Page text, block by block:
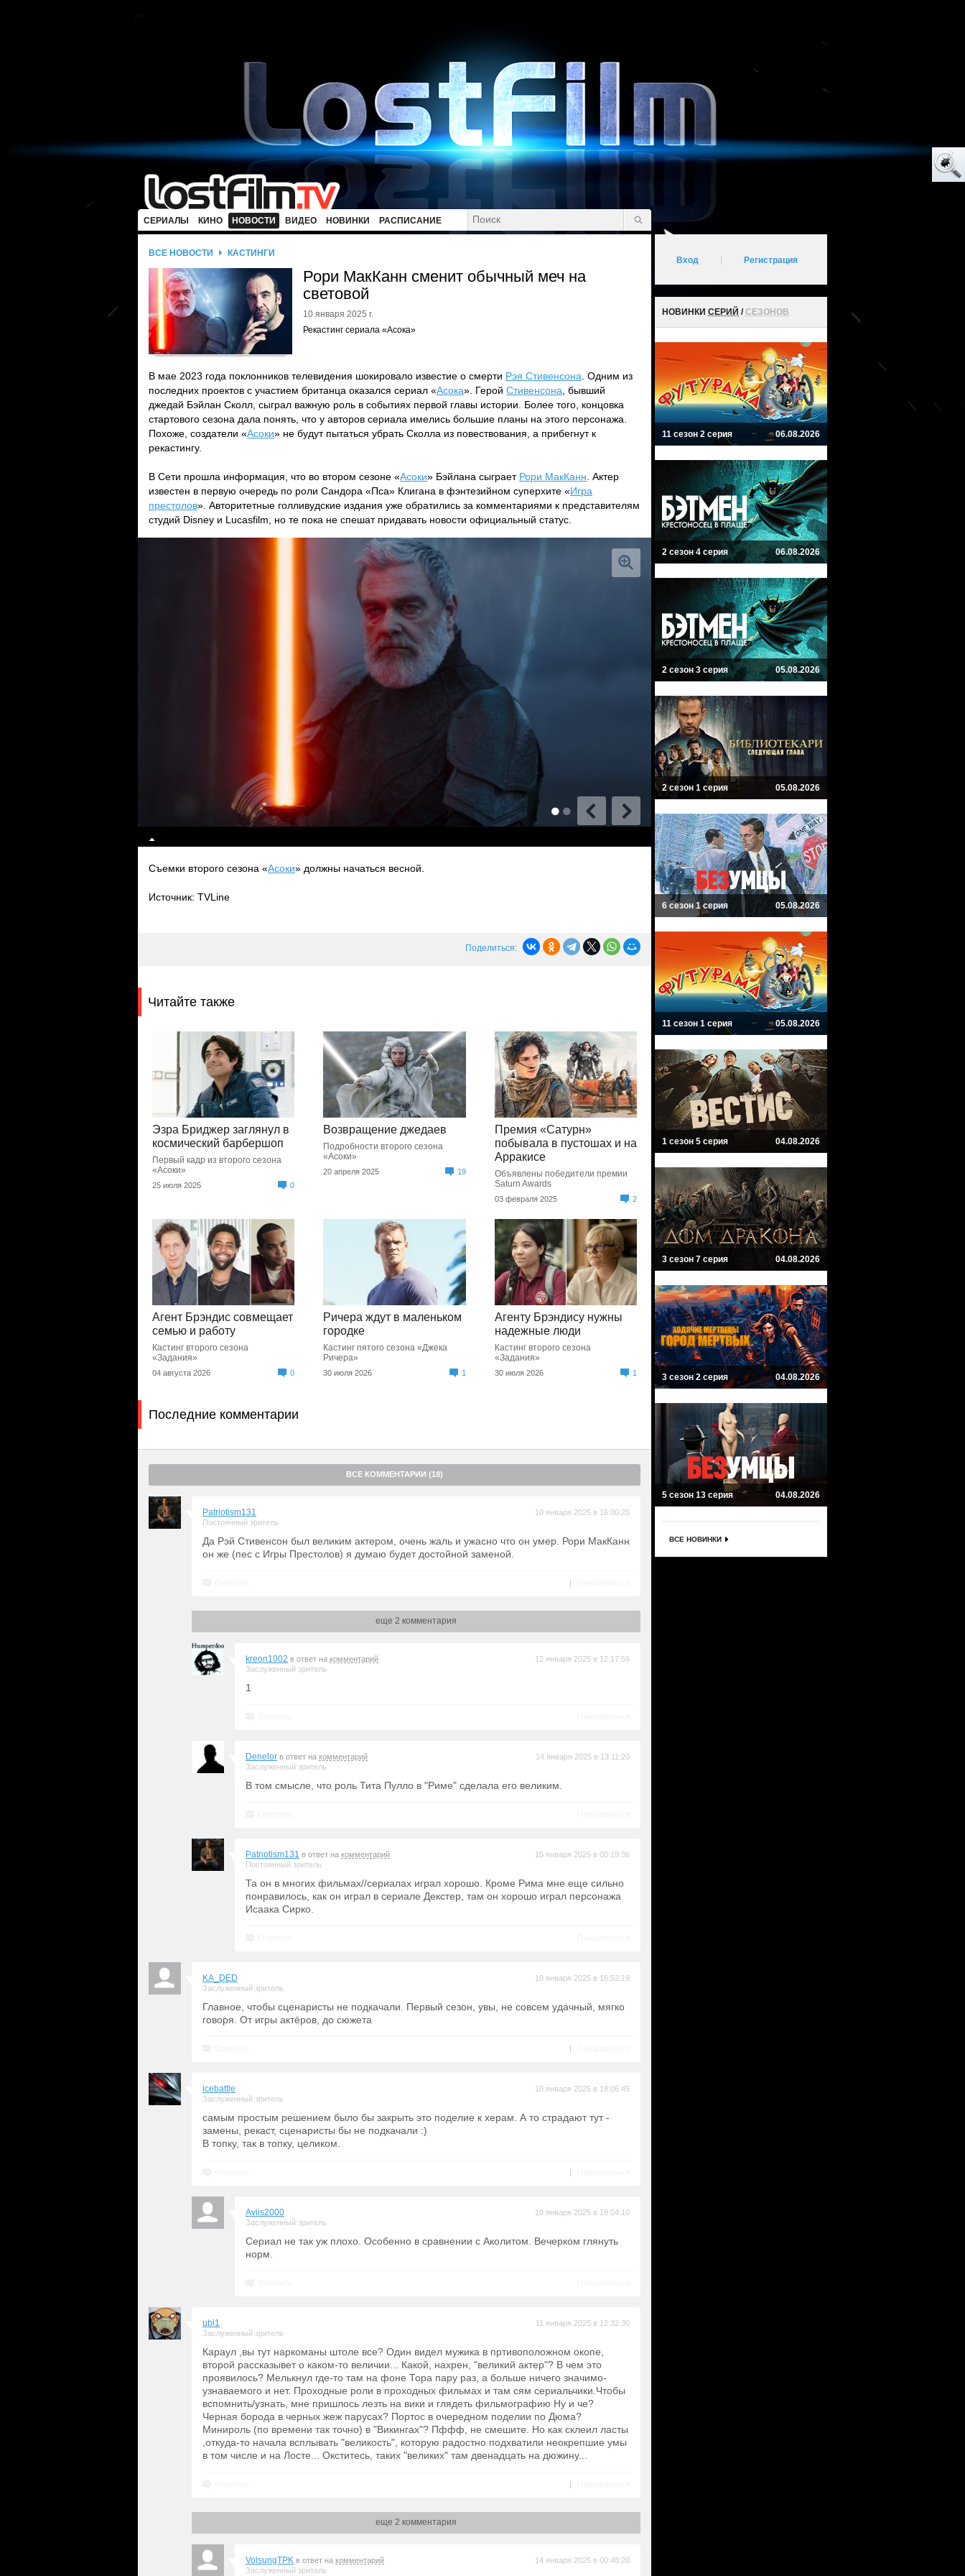
СЕРИАЛЫ КИНО НОВОСТИ ВИДЕО НОВИНКИ РАСПИСАНИЕ
ВСЕ НОВОСТИ КАСТИНГИ
Рори МакКанн сменит обычный меч на
световой
10 января 2025 г.
Рекастинг сериала «Асока»
В мае 2023 года поклонников телевидения шокировало известие о смерти Рэя Стивенсона . Одним из
последних проектов с участием британца оказался сериал «Асока». Герой Стивенсона , бывший
джедай Бэйлан Сколл, сыграл важную роль в событиях первой главы истории. Более того, концовка
стартового сезона дала понять, что у авторов сериала имелись большие планы на этого персонажа.
Похоже, создатели «Асоки» не будут пытаться убрать Сколла из повествования, а прибегнут к
рекастингу.
В Сети прошла информация, что во втором сезоне «Асоки» Бэйлана сыграет Рори МакКанн . Актер
известен в первую очередь по роли Сандора «Пса» Клигана в фэнтезийном суперхите «Игра
престолов». Авторитетные голливудские издания уже обратились за комментариями к представителям
студий Disney и Lucasfilm, но те пока не спешат придавать новости официальный статус.
Съемки второго сезона «Асоки» должны начаться весной.
Источник: TVLine
Поделиться:
Читайте также
Эзра Бриджер заглянул в
космический барбершоп
Первый кадр из второго сезона
«Асоки»
25 июля 2025 0
Возвращение джедаев
Подробности второго сезона
«Асоки»
20 апреля 2025 19
Премия «Сатурн»
побывала в пустошах и на
Арракисе
Объявлены победители премии
Saturn Awards
03 февраля 2025 2
Агент Брэндис совмещает
семью и работу
Кастинг второго сезона
«Задания»
04 августа 2026 0
Ричера ждут в маленьком
городке
Кастинг пятого сезона «Джека
Ричера»
30 июля 2026 1
Агенту Брэндису нужны
надежные люди
Кастинг второго сезона
«Задания»
30 июля 2026 1
Последние комментарии
ВСЕ КОММЕНТАРИИ (18)
Patriotism131
Постоянный зритель
10 января 2025 в 16:00:25
Да Рэй Стивенсон был великим актером, очень жаль и ужасно что он умер. Рори МакКанн
он же (пес с Игры Престолов) я думаю будет достойной заменой.
|
еще 2 комментария
kreon1002 в ответ на комментарий
Заслуженный зритель
12 января 2025 в 12:17:56
1
Denelor в ответ на комментарий
Заслуженный зритель
14 января 2025 в 13:11:20
В том смысле, что роль Тита Пулло в "Риме" сделала его великим.
Patriotism131 в ответ на комментарий
Постоянный зритель
15 января 2025 в 00:19:36
Та он в многих фильмах//сериалах играл хорошо. Кроме Рима мне еще сильно
понравилось, как он играл в сериале Декстер, там он хорошо играл персонажа
Исаака Сирко.
KA_DED
Заслуженный зритель
10 января 2025 в 16:52:19
Главное, чтобы сценаристы не подкачали. Первый сезон, увы, не совсем удачный, мягко
говоря. От игры актёров, до сюжета
|
icebattle
Заслуженный зритель
10 января 2025 в 18:06:45
самым простым решением было бы закрыть это поделие к херам. А то страдают тут -
замены, рекаст, сценаристы бы не подкачали :)
В топку, так в топку, целиком.
|
Aviis2000
Заслуженный зритель
10 января 2025 в 19:04:10
Сериал не так уж плохо. Особенно в сравнении с Аколитом. Вечерком глянуть
норм.
ubi1
Заслуженный зритель
11 января 2025 в 12:32:30
Караул ,вы тут наркоманы штоле все? Один видел мужика в пртивоположном окопе,
второй рассказывет о каком-то величии... Какой, нахрен, "великий актер"? В чем это
проявилось? Мелькнул где-то там на фоне Тора пару раз, а больше ничего значимо-
узнаваемого и нет. Проходные роли в проходных фильмах и там сям сериальчики.Чтобы
вспомнить/узнать, мне пришлось лезть на вики и глядеть фильмографию Ну и че?
Черная борода в черных жеж парусах? Портос в очередном поделии по Дюма?
Минироль (по времени так точно) в "Викингах"? Пффф, не смешите. Но как склеил ласты
,откуда-то начала всплывать "великость", которую радостно подхватили неокрепшие умы
в том числе и на Лосте... Окститесь, таких "великих" там двенадцать на дюжину...
|
еще 2 комментария
VolsungTPK в ответ на комментарий
Заслуженный зритель
14 января 2025 в 00:48:20
Вход Регистрация
НОВИНКИ СЕРИЙ /СЕЗОНОВ
11 сезон 2 серия 06.08.2026
2 сезон 4 серия 06.08.2026
2 сезон 3 серия 05.08.2026
2 сезон 1 серия 05.08.2026
6 сезон 1 серия 05.08.2026
11 сезон 1 серия 05.08.2026
1 сезон 5 серия 04.08.2026
3 сезон 7 серия 04.08.2026
3 сезон 2 серия 04.08.2026
5 сезон 13 серия 04.08.2026
ВСЕ НОВИНКИ